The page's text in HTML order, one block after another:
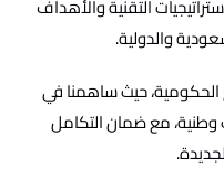
التقنية والأهداف
والدولية.
الحكومية، حيث ساهمنا في
وطنية، مع ضمان التكامل